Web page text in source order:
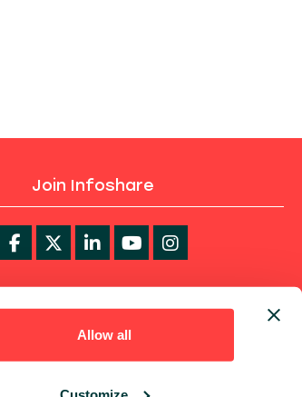
Allow all
Join Infoshare
infoShare Academy